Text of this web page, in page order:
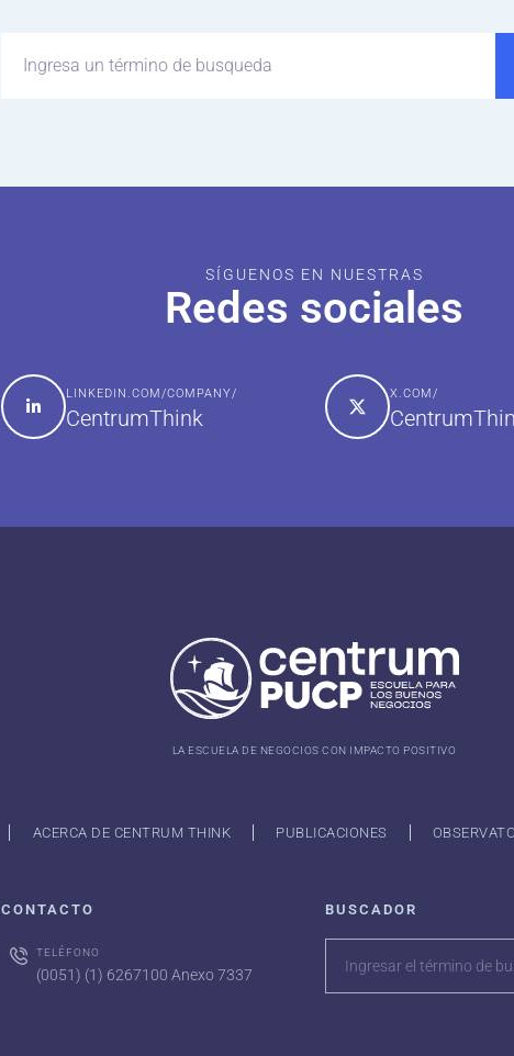
SÍGUENOS EN NUESTRAS
Redes sociales
LINKEDIN.COM/COMPANY/
CentrumThink
X.COM/
LA ESCUELA DE NEGOCIOS CON IMPACTO POSITIVO
ACERCA DE CENTRUM THINK PUBLICACIONES
CONTACTO
TELÉFONO
(0051) (1) 6267100 Anexo 7337
BUSCADOR